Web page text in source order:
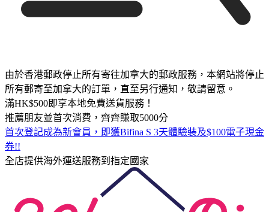
由於香港郵政停止所有寄往加拿大的郵政服務，本網站將停止
所有郵寄至加拿大的訂單，直至另行通知，敬請留意。
滿HK$500即享本地免費送貨服務！
推薦朋友並首次消費，齊齊賺取5000分
首次登記成為新會員，即獲Bifina S 3天體驗裝及$100電子現金
券!!
全店提供海外運送服務到指定國家